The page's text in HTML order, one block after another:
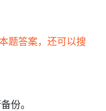
题答案，还可以搜
份。